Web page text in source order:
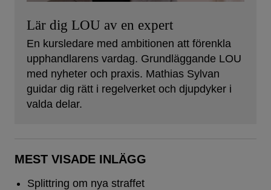
Lär dig LOU av en expert
En kursledare med ambitionen att förenkla
upphandlarens vardag. Grundläggande LOU
med nyheter och praxis. Mathias Sylvan
guidar dig rätt i regelverket och djupdyker i
valda delar.
MEST VISADE INLÄGG
Splittring om nya straffet